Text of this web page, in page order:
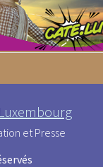
et Presse